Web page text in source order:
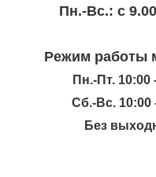
Пн.-Вc.: с
Режим работы
Пн.-Пт. 10:00
Сб.-Вс. 10:00
Без